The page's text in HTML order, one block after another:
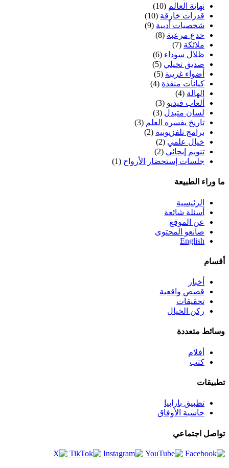
نهاية العالم (10)
قدرات خارقة (10)
شخصيات أدبية (9)
خدع مرعبة (8)
ملائكة (7)
ظلال سوداء (6)
صديق تخيلي (5)
أضواء غريبة (5)
كيانات منقذة (4)
الهالة (4)
ألعاب فيديو (3)
لسان متبدل (3)
تاريخ يفسره العلم (3)
برامج تلفزيونية (2)
خيال علمي (2)
تنويم إيحائي (2)
جلسات إستحضار الأرواح (1)
ما وراء الطبيعة
الرئيسية
أسئلة شائعة
عن الموقع
صانعو المحتوى
English
أقسام
أخبار
قصص واقعية
تحقيقات
ركن الخيال
وسائط متعددة
أفلام
كتب
تطبيقات
تطبيق بارابيا
حاسبة الأوفاق
تواصل اجتماعي